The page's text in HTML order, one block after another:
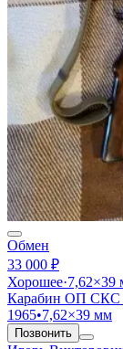
Обмен
33 000 ₽
Хорошее·7,62×39
Карабин ОП СКС
1965•7,62×39 мм
Позвонить